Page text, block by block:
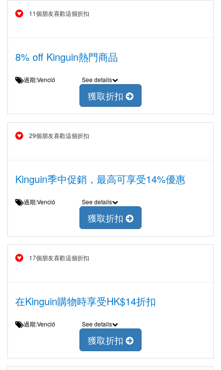
11個朋友喜歡這個折扣
8% off Kinguin熱門商品
過期:Venció See details
獲取折扣
29個朋友喜歡這個折扣
Kinguin季中促銷，最高可享受14%優惠
過期:Venció See details
獲取折扣
17個朋友喜歡這個折扣
在Kinguin購物時享受HK$14折扣
過期:Venció See details
獲取折扣